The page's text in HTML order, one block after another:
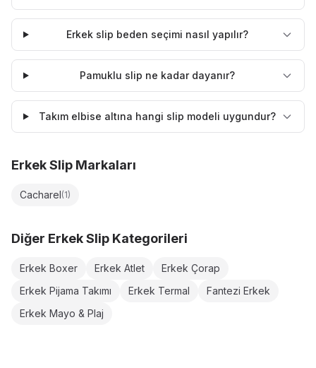
Erkek slip beden seçimi nasıl yapılır?
Pamuklu slip ne kadar dayanır?
Takım elbise altına hangi slip modeli uygundur?
Erkek Slip Markaları
Cacharel(1)
Diğer Erkek Slip Kategorileri
Erkek Boxer Erkek Atlet
Erkek Çorap
Erkek Pijama Takımı
Erkek Termal
Fantezi Erkek
Erkek Mayo & Plaj